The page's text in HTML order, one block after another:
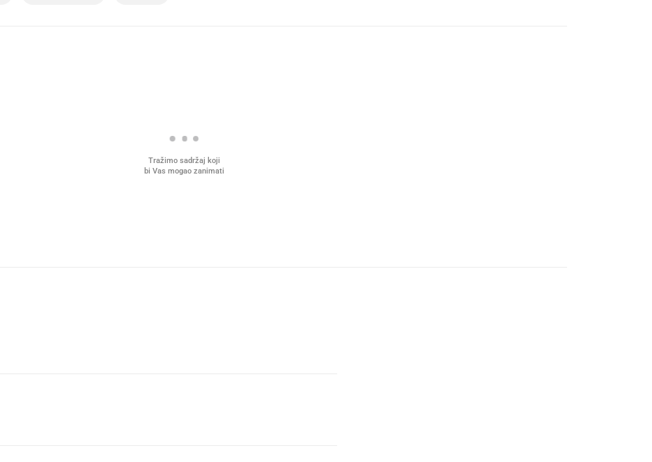
Tražimo sadržaj koji
bi Vas mogao zanimati